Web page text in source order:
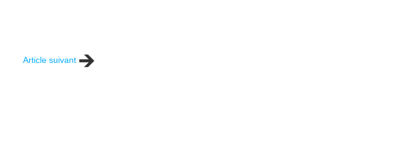
Article suivant